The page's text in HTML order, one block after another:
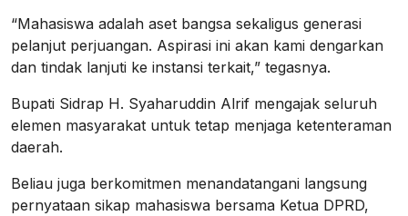
“Mahasiswa adalah aset bangsa sekaligus generasi
pelanjut perjuangan. Aspirasi ini akan kami dengarkan
dan tindak lanjuti ke instansi terkait,” tegasnya.
Bupati Sidrap H. Syaharuddin Alrif mengajak seluruh
elemen masyarakat untuk tetap menjaga ketenteraman
daerah.
Beliau juga berkomitmen menandatangani langsung
pernyataan sikap mahasiswa bersama Ketua DPRD,